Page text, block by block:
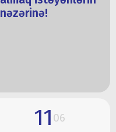
nəzərinə!
11 06